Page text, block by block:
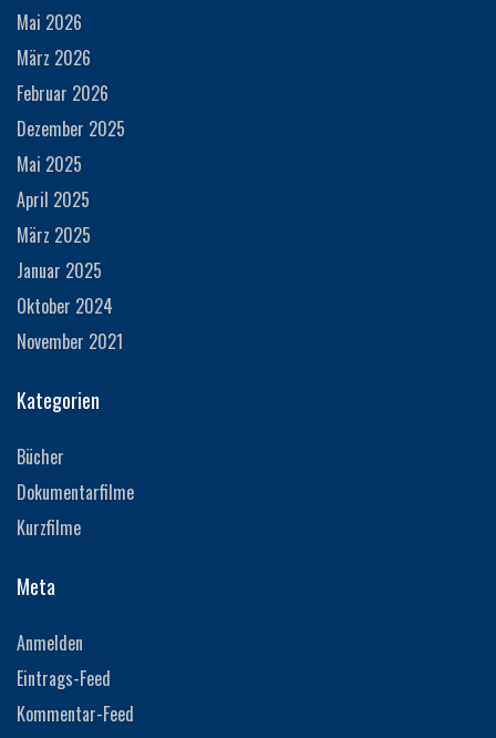
Mai 2026
März 2026
Februar 2026
Dezember 2025
Mai 2025
April 2025
März 2025
Januar 2025
Oktober 2024
November 2021
Kategorien
Bücher
Dokumentarfilme
Kurzfilme
Meta
Anmelden
Eintrags-Feed
Kommentar-Feed